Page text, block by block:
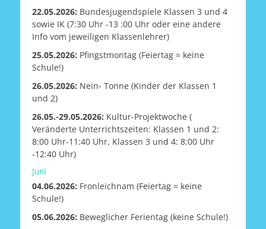
22.05.2026: Bundesjugendspiele Klassen 3 und 4
sowie IK (7:30 Uhr -13 :00 Uhr oder eine andere
Info vom jeweiligen Klassenlehrer)
25.05.2026: Pfingstmontag (Feiertag = keine
Schule!)
26.05.2026: Nein- Tonne (Kinder der Klassen 1
und 2)
26.05.-29.05.2026: Kultur-Projektwoche (
Veränderte Unterrichtszeiten: Klassen 1 und 2:
8:00 Uhr-11:40 Uhr, Klassen 3 und 4: 8:00 Uhr
-12:40 Uhr)
Juni
04.06.2026: Fronleichnam (Feiertag = keine
Schule!)
05.06.2026: Beweglicher Ferientag (keine Schule!)